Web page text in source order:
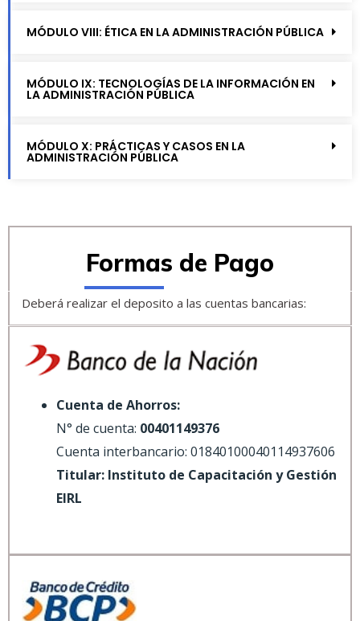
MÓDULO VIII: ÉTICA EN LA ADMINISTRACIÓN PÚBLICA
MÓDULO IX: TECNOLOGÍAS DE LA INFORMACIÓN EN
LA ADMINISTRACIÓN PÚBLICA
MÓDULO X: PRÁCTICAS Y CASOS EN LA
ADMINISTRACIÓN PÚBLICA
Formas de Pago
Deberá realizar el deposito a las cuentas bancarias:
Cuenta de Ahorros:
N° de cuenta: 00401149376
Cuenta interbancario: 01840100040114937606
Titular: Instituto de Capacitación y Gestión
EIRL